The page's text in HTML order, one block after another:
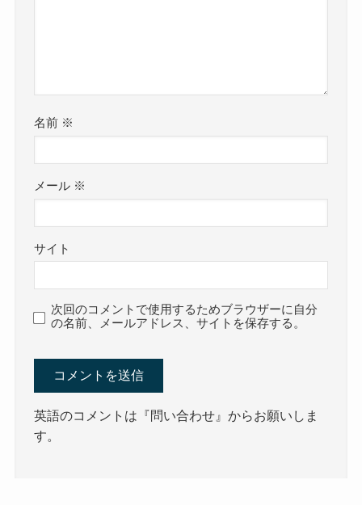
名前 ※
メール ※
サイト
次回のコメントで使用するためブラウザーに自分
の名前、メールアドレス、サイトを保存する。
英語のコメントは『問い合わせ』からお願いしま
す。